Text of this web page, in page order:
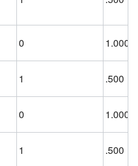
0
1.000
1
.500
0
1.000
1
.500